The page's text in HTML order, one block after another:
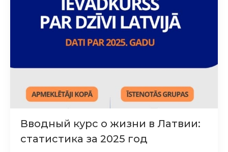
Вводный курс о жизни в Латвии:
статистика за 2025 год